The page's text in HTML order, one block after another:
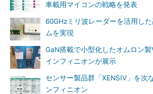
車載用マイコンの戦略を発表
60GHzミリ波レーダーを活用し
ムを実現
GaN搭載で小型化したオムロン製
インフィニオンが展示
センサー製品群「XENSIV」を次
ンフィニオン